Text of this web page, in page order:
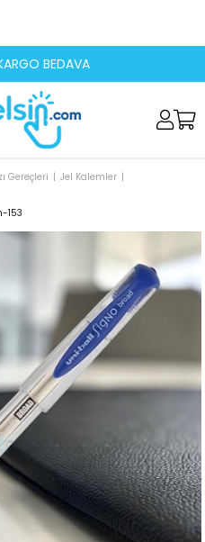
BEDAVA
Gereçleri Jel Kalemler
153